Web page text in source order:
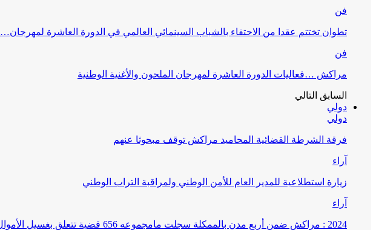
فن
تطوان تختتم عقدا من الاحتفاء بالشباب السينمائي العالمي في الدورة العاشرة لمهرجان…
فن
مراكش …فعاليات الدورة العاشرة لمهرجان الملحون والأغنية الوطنية
السابق التالي
دولي
دولي
فرقة الشرطة القضائية المحاميد مراكش توقف مبحوثا عنهم
آراء
زيارة استطلاعية للمدير العام للأمن الوطني ولمراقبة التراب الوطني
آراء
2024 : مراكش ضمن أربع مدن بالممكلة سجلت مامجموعه 656 قضية تتعلق بغسيل الأموال